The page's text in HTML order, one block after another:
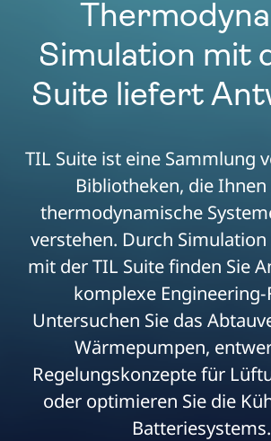
Simulation mit
Suite liefert
TIL Suite ist eine Sammlung
Bibliotheken, die
thermodynamische
verstehen. Durch
mit der TIL Suite finden Sie
komplexe Engineering-
Untersuchen Sie das
Wärmepumpen,
Regelungskonzepte für
oder optimieren Sie die
Batteriesystems.